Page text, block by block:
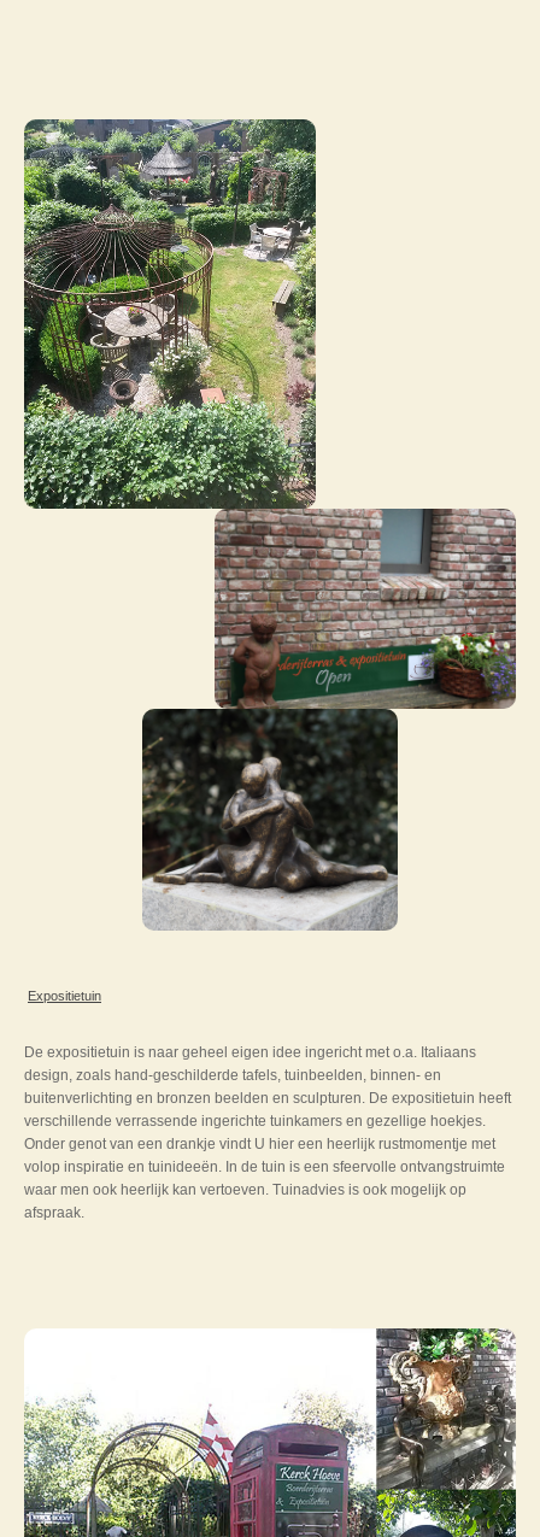
Expositietuin
De expositietuin is naar geheel eigen idee ingericht met o.a. Italiaans
design, zoals hand-geschilderde tafels, tuinbeelden, binnen- en
buitenverlichting en bronzen beelden en sculpturen. De expositietuin heeft
verschillende verrassende ingerichte tuinkamers en gezellige hoekjes.
Onder genot van een drankje vindt U hier een heerlijk rustmomentje met
volop inspiratie en tuinideeën. In de tuin is een sfeervolle ontvangstruimte
waar men ook heerlijk kan vertoeven. Tuinadvies is ook mogelijk op
afspraak.